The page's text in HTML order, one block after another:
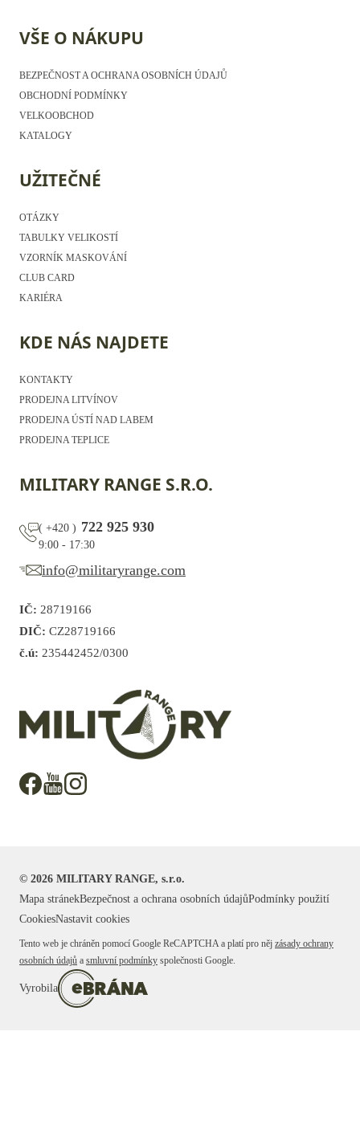
VŠE O NÁKUPU
BEZPEČNOST A OCHRANA OSOBNÍCH ÚDAJŮ
OBCHODNÍ PODMÍNKY
VELKOOBCHOD
KATALOGY
UŽITEČNÉ
OTÁZKY
TABULKY VELIKOSTÍ
VZORNÍK MASKOVÁNÍ
CLUB CARD
KARIÉRA
KDE NÁS NAJDETE
KONTAKTY
PRODEJNA LITVÍNOV
PRODEJNA ÚSTÍ NAD LABEM
PRODEJNA TEPLICE
MILITARY RANGE S.R.O.
( +420 ) 722 925 930
9:00 - 17:30
info@militaryrange.com
IČ: 28719166
DIČ: CZ28719166
č.ú: 235442452/0300
© 2026 MILITARY RANGE, s.r.o.
Mapa stránekBezpečnost a ochrana osobních údajůPodmínky použití
CookiesNastavit cookies
Tento web je chráněn pomocí Google ReCAPTCHA a platí pro něj zásady ochrany
osobních údajů a smluvní podmínky společnosti Google.
Vyrobila